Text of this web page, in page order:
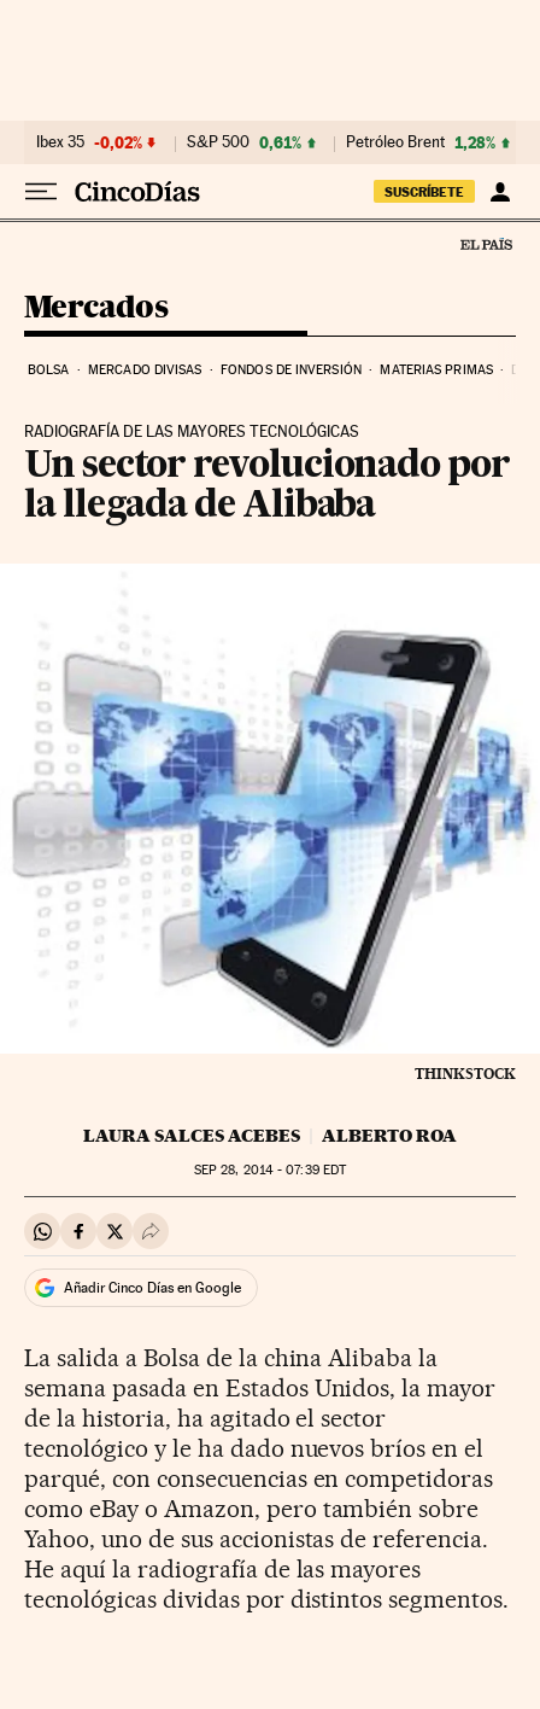
Ibex 35 -0,02% S&P 500 0,61% Petróleo Brent 1,28%
SUSCRÍBETE
Mercados
BOLSA MERCADO DIVISAS FONDOS DE INVERSIÓN MATERIAS PRIMAS
RADIOGRAFÍA DE LAS MAYORES TECNOLÓGICAS
Un sector revolucionado por
la llegada de Alibaba
THINKSTOCK
LAURA SALCES ACEBES ALBERTO ROA
SEP 28, 2014 - 07:39EDT
Compartir en Whatsapp
Compartir en Facebook
Compartir en Twitter
Desplegar Redes Sociales
Añadir Cinco Días en Google
La salida a Bolsa de la china Alibaba la
semana pasada en Estados Unidos, la mayor
de la historia, ha agitado el sector
tecnológico y le ha dado nuevos bríos en el
parqué, con consecuencias en competidoras
como eBay o Amazon, pero también sobre
Yahoo, uno de sus accionistas de referencia.
He aquí la radiografía de las mayores
tecnológicas dividas por distintos segmentos.